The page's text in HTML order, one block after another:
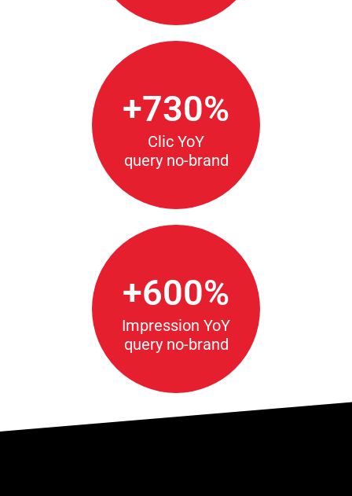
+730%
Clic YoY
query no-brand
+600%
Impression YoY
query no-brand